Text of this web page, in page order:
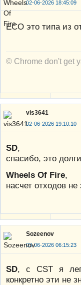
02-06-2026 18:45:09
ECO это типа из
© Chrome don't get
vis3641
02-06-2026 19:10:10
SD,
спасибо, это
Wheels Of Fire,
насчет отходов
Sozeenov
03-06-2026 06:15:23
SD, c CST я
конкретно эти не